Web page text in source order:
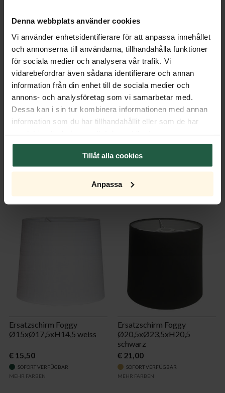
Denna webbplats använder cookies
Vi använder enhetsidentifierare för att anpassa innehållet
och annonserna till användarna, tillhandahålla funktioner
för sociala medier och analysera vår trafik. Vi
vidarebefordrar även sådana identifierare och annan
information från din enhet till de sociala medier och
annons- och analysföretag som vi samarbetar med.
Dessa kan i sin tur kombinera informationen med annan
information som du har tillhandahållit eller som de har
Tillåt alla cookies
Anpassa
Lichtquelle
Verpackung
Export Package
Montage & Dokumente
Montageanleitungen
Ersatzschirm Foggy
Ø15xØ17,5xH14,5 weiss
€ 15,50
SOFORT VERFÜGBAR
MEHR FARBEN
Ersatzschirm Foggy
Ø20,5xØ23,5xH20,5
schwarz
€ 21,00
SOFORT VERFÜGBAR
MEHR FARBEN